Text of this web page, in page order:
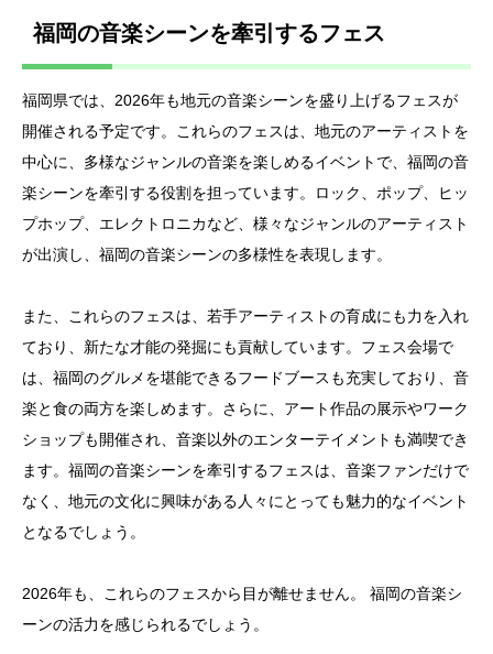
福岡の音楽シーンを牽引するフェス
福岡県では、2026年も地元の音楽シーンを盛り上げるフェスが
開催される予定です。これらのフェスは、地元のアーティストを
中心に、多様なジャンルの音楽を楽しめるイベントで、福岡の音
楽シーンを牽引する役割を担っています。ロック、ポップ、ヒッ
プホップ、エレクトロニカなど、様々なジャンルのアーティスト
が出演し、福岡の音楽シーンの多様性を表現します。
また、これらのフェスは、若手アーティストの育成にも力を入れ
ており、新たな才能の発掘にも貢献しています。フェス会場で
は、福岡のグルメを堪能できるフードブースも充実しており、音
楽と食の両方を楽しめます。さらに、アート作品の展示やワーク
ショップも開催され、音楽以外のエンターテイメントも満喫でき
ます。福岡の音楽シーンを牽引するフェスは、音楽ファンだけで
なく、地元の文化に興味がある人々にとっても魅力的なイベント
となるでしょう。
2026年も、これらのフェスから目が離せません。 福岡の音楽シ
ーンの活力を感じられるでしょう。